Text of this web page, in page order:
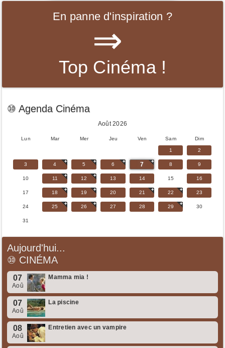
En panne d'inspiration ?
⇒
Top Cinéma !
⑩ Agenda Cinéma
Août 2026
Lun Mar Mer Jeu Ven Sam Dim
1 2
3 4 5 6 7 8 9
10 11 12 13 14 15 16
17 18 19 20 21 22 23
24 25 26 27 28 29 30
31
Aujourd'hui...
⑩ CINÉMA
07
Aoû
Mamma mia !
07
Aoû
La piscine
08
Aoû
Entretien avec un vampire